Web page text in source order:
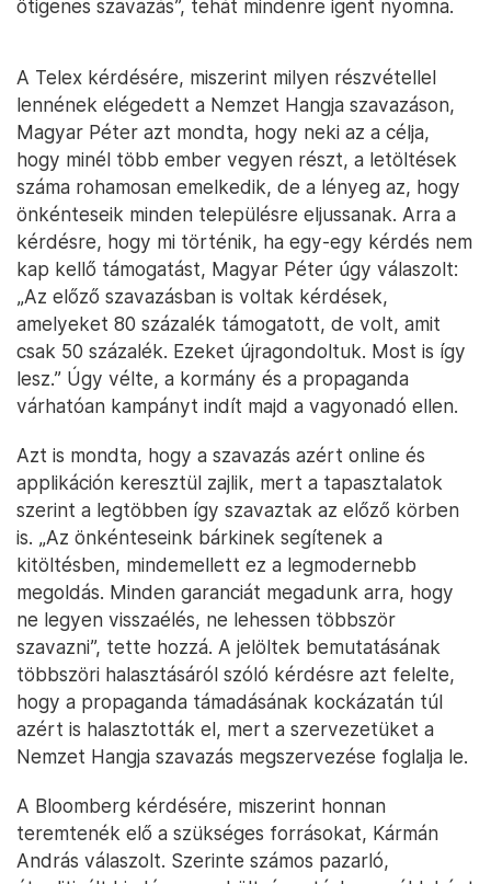
ötigenes szavazás”, tehát mindenre igent nyomna.
A Telex kérdésére, miszerint milyen részvétellel
lennének elégedett a Nemzet Hangja szavazáson,
Magyar Péter azt mondta, hogy neki az a célja,
hogy minél több ember vegyen részt, a letöltések
száma rohamosan emelkedik, de a lényeg az, hogy
önkénteseik minden településre eljussanak. Arra a
kérdésre, hogy mi történik, ha egy-egy kérdés nem
kap kellő támogatást, Magyar Péter úgy válaszolt:
„Az előző szavazásban is voltak kérdések,
amelyeket 80 százalék támogatott, de volt, amit
csak 50 százalék. Ezeket újragondoltuk. Most is így
lesz.” Úgy vélte, a kormány és a propaganda
várhatóan kampányt indít majd a vagyonadó ellen.
Azt is mondta, hogy a szavazás azért online és
applikáción keresztül zajlik, mert a tapasztalatok
szerint a legtöbben így szavaztak az előző körben
is. „Az önkénteseink bárkinek segítenek a
kitöltésben, mindemellett ez a legmodernebb
megoldás. Minden garanciát megadunk arra, hogy
ne legyen visszaélés, ne lehessen többször
szavazni”, tette hozzá. A jelöltek bemutatásának
többszöri halasztásáról szóló kérdésre azt felelte,
hogy a propaganda támadásának kockázatán túl
azért is halasztották el, mert a szervezetüket a
Nemzet Hangja szavazás megszervezése foglalja le.
A Bloomberg kérdésére, miszerint honnan
teremtenék elő a szükséges forrásokat, Kármán
András válaszolt. Szerinte számos pazarló,